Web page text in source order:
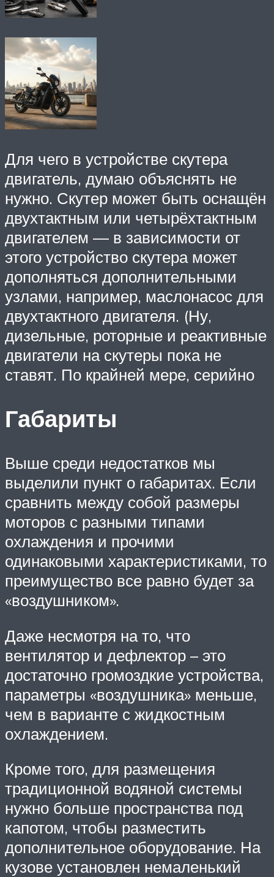
Для чего в устройстве скутера
двигатель, думаю объяснять не
нужно. Скутер может быть оснащён
двухтактным или четырёхтактным
двигателем — в зависимости от
этого устройство скутера может
дополняться дополнительными
узлами, например, маслонасос для
двухтактного двигателя. (Ну,
дизельные, роторные и реактивные
двигатели на скутеры пока не
ставят. По крайней мере, серийно
Габариты
Выше среди недостатков мы
выделили пункт о габаритах. Если
сравнить между собой размеры
моторов с разными типами
охлаждения и прочими
одинаковыми характеристиками, то
преимущество все равно будет за
«воздушником».
Даже несмотря на то, что
вентилятор и дефлектор – это
достаточно громоздкие устройства,
параметры «воздушника» меньше,
чем в варианте с жидкостным
охлаждением.
Кроме того, для размещения
традиционной водяной системы
нужно больше пространства под
капотом, чтобы разместить
дополнительное оборудование. На
кузове установлен немаленький